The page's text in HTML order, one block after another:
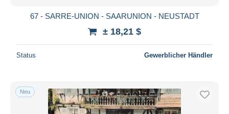
67 - SARRE-UNION - SAARUNION - NEUSTADT
± 18,21 $
Status Gewerblicher Händler
Neu